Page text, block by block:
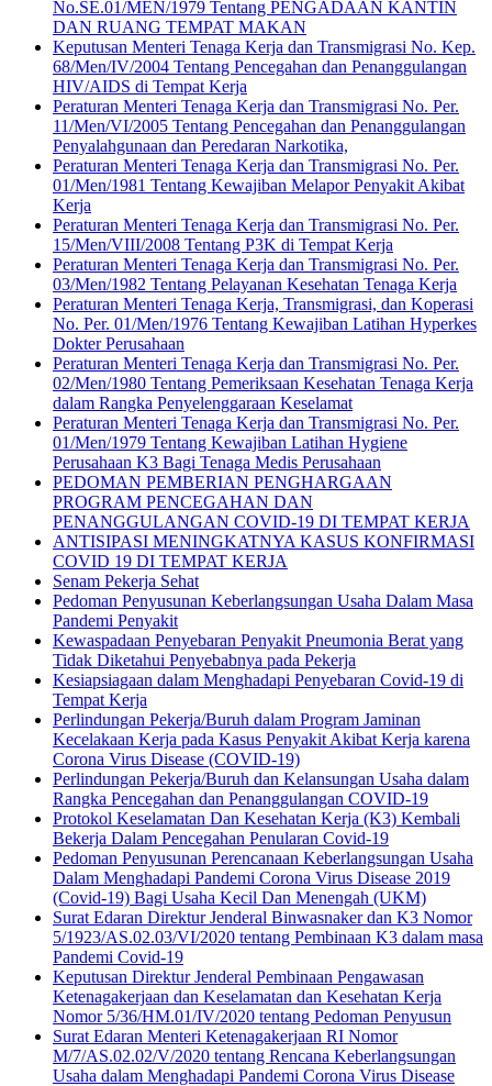
No.SE.01/MEN/1979 Tentang PENGADAAN KANTIN
DAN RUANG TEMPAT MAKAN
Keputusan Menteri Tenaga Kerja dan Transmigrasi No. Kep.
68/Men/IV/2004 Tentang Pencegahan dan Penanggulangan
HIV/AIDS di Tempat Kerja
Peraturan Menteri Tenaga Kerja dan Transmigrasi No. Per.
11/Men/VI/2005 Tentang Pencegahan dan Penanggulangan
Penyalahgunaan dan Peredaran Narkotika,
Peraturan Menteri Tenaga Kerja dan Transmigrasi No. Per.
01/Men/1981 Tentang Kewajiban Melapor Penyakit Akibat
Kerja
Peraturan Menteri Tenaga Kerja dan Transmigrasi No. Per.
15/Men/VIII/2008 Tentang P3K di Tempat Kerja
Peraturan Menteri Tenaga Kerja dan Transmigrasi No. Per.
03/Men/1982 Tentang Pelayanan Kesehatan Tenaga Kerja
Peraturan Menteri Tenaga Kerja, Transmigrasi, dan Koperasi
No. Per. 01/Men/1976 Tentang Kewajiban Latihan Hyperkes
Dokter Perusahaan
Peraturan Menteri Tenaga Kerja dan Transmigrasi No. Per.
02/Men/1980 Tentang Pemeriksaan Kesehatan Tenaga Kerja
dalam Rangka Penyelenggaraan Keselamat
Peraturan Menteri Tenaga Kerja dan Transmigrasi No. Per.
01/Men/1979 Tentang Kewajiban Latihan Hygiene
Perusahaan K3 Bagi Tenaga Medis Perusahaan
PEDOMAN PEMBERIAN PENGHARGAAN
PROGRAM PENCEGAHAN DAN
PENANGGULANGAN COVID-19 DI TEMPAT KERJA
ANTISIPASI MENINGKATNYA KASUS KONFIRMASI
COVID 19 DI TEMPAT KERJA
Senam Pekerja Sehat
Pedoman Penyusunan Keberlangsungan Usaha Dalam Masa
Pandemi Penyakit
Kewaspadaan Penyebaran Penyakit Pneumonia Berat yang
Tidak Diketahui Penyebabnya pada Pekerja
Kesiapsiagaan dalam Menghadapi Penyebaran Covid-19 di
Tempat Kerja
Perlindungan Pekerja/Buruh dalam Program Jaminan
Kecelakaan Kerja pada Kasus Penyakit Akibat Kerja karena
Corona Virus Disease (COVID-19)
Perlindungan Pekerja/Buruh dan Kelansungan Usaha dalam
Rangka Pencegahan dan Penanggulangan COVID-19
Protokol Keselamatan Dan Kesehatan Kerja (K3) Kembali
Bekerja Dalam Pencegahan Penularan Covid-19
Pedoman Penyusunan Perencanaan Keberlangsungan Usaha
Dalam Menghadapi Pandemi Corona Virus Disease 2019
(Covid-19) Bagi Usaha Kecil Dan Menengah (UKM)
Surat Edaran Direktur Jenderal Binwasnaker dan K3 Nomor
5/1923/AS.02.03/VI/2020 tentang Pembinaan K3 dalam masa
Pandemi Covid-19
Keputusan Direktur Jenderal Pembinaan Pengawasan
Ketenagakerjaan dan Keselamatan dan Kesehatan Kerja
Nomor 5/36/HM.01/IV/2020 tentang Pedoman Penyusun
Surat Edaran Menteri Ketenagakerjaan RI Nomor
M/7/AS.02.02/V/2020 tentang Rencana Keberlangsungan
Usaha dalam Menghadapi Pandemi Corona Virus Disease